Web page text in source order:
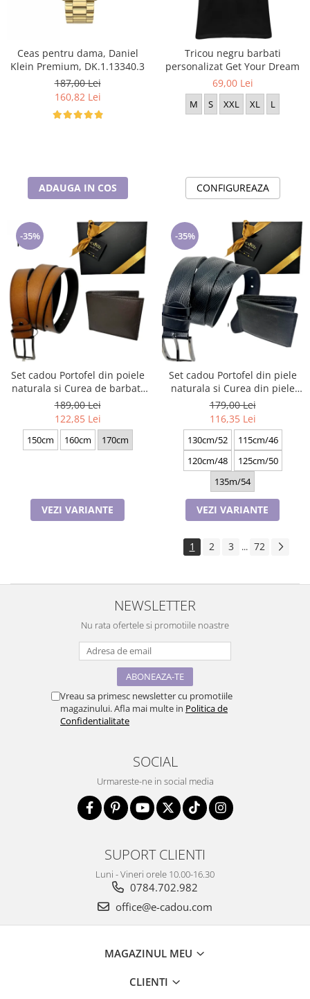
Ceas pentru dama, Daniel
Klein Premium, DK.1.13340.3
187,00 Lei
160,82 Lei
ADAUGA IN COS
Tricou negru barbati
personalizat Get Your Dream
69,00 Lei
M S XXL XL L
CONFIGUREAZA
-35%
Set cadou Portofel din poiele
naturala si Curea de barbati
neagra, serie mare battal,
A702-4.M_1123
189,00 Lei
122,85 Lei
150cm 160cm 170cm
VEZI VARIANTE
-35%
Set cadou Portofel din piele
naturala si Curea din piele
ecologica A-2316-4N, latime
curea 3.5cm, e-CADOU
179,00 Lei
116,35 Lei
130cm/52
115cm/46
120cm/48
125cm/50
135m/54
VEZI VARIANTE
1 2 3 ... 72
NEWSLETTER
Nu rata ofertele si promotiile noastre
Vreau sa primesc newsletter cu promotiile
magazinului. Afla mai multe in Politica de
Confidentialitate
SOCIAL
Urmareste-ne in social media
SUPORT CLIENTI
Luni - Vineri orele 10.00-16.30
0784.702.982
office@e-cadou.com
MAGAZINUL MEU
CLIENTI